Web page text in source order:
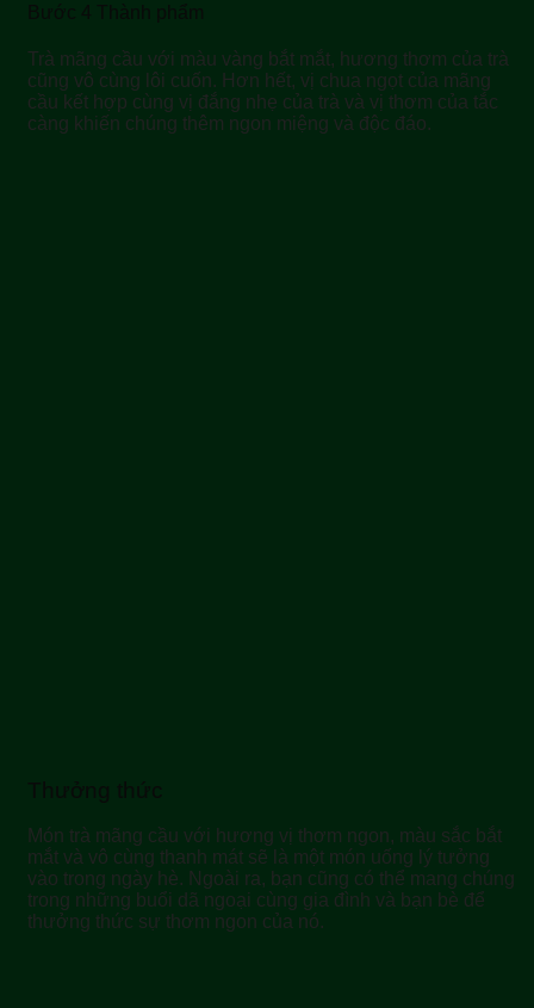
Bước 4 Thành phẩm
Trà mãng cầu với màu vàng bắt mắt, hương thơm của trà
cũng vô cùng lôi cuốn. Hơn hết, vị chua ngọt của mãng
cầu kết hợp cùng vị đắng nhẹ của trà và vị thơm của tắc
càng khiến chúng thêm ngon miệng và độc đáo.
Thưởng thức
Món trà mãng cầu với hương vị thơm ngon, màu sắc bắt
mắt và vô cùng thanh mát sẽ là một món uống lý tưởng
vào trong ngày hè. Ngoài ra, bạn cũng có thể mang chúng
trong những buổi dã ngoại cùng gia đình và bạn bè để
thưởng thức sự thơm ngon của nó.